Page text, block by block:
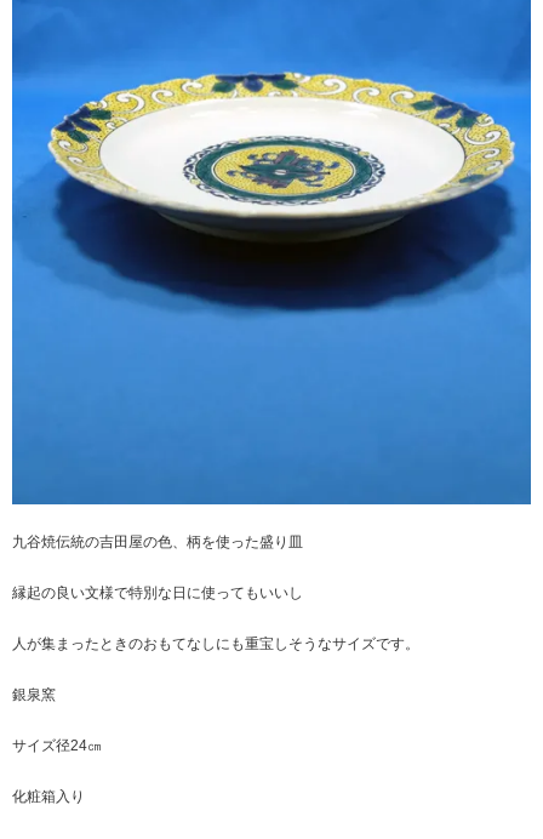
九谷焼伝統の吉田屋の色、柄を使った盛り皿
縁起の良い文様で特別な日に使ってもいいし
人が集まったときのおもてなしにも重宝しそうなサイズです。
銀泉窯
サイズ径24㎝
化粧箱入り